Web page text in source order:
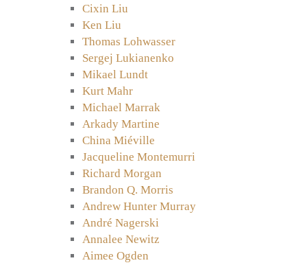
Cixin Liu
Ken Liu
Thomas Lohwasser
Sergej Lukianenko
Mikael Lundt
Kurt Mahr
Michael Marrak
Arkady Martine
China Miéville
Jacqueline Montemurri
Richard Morgan
Brandon Q. Morris
Andrew Hunter Murray
André Nagerski
Annalee Newitz
Aimee Ogden